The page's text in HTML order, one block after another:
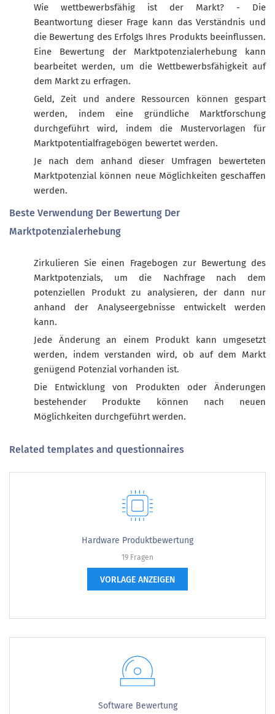
Wie wettbewerbsfähig ist der Markt? - Die
Beantwortung dieser Frage kann das Verständnis und
die Bewertung des Erfolgs Ihres Produkts beeinflussen.
Eine Bewertung der Marktpotenzialerhebung kann
bearbeitet werden, um die Wettbewerbsfähigkeit auf
dem Markt zu erfragen.
Geld, Zeit und andere Ressourcen können gespart
werden, indem eine gründliche Marktforschung
durchgeführt wird, indem die Mustervorlagen für
Marktpotentialfragebögen bewertet werden.
Je nach dem anhand dieser Umfragen bewerteten
Marktpotenzial können neue Möglichkeiten geschaffen
werden.
Beste Verwendung Der Bewertung Der
Marktpotenzialerhebung
Zirkulieren Sie einen Fragebogen zur Bewertung des
Marktpotenzials, um die Nachfrage nach dem
potenziellen Produkt zu analysieren, der dann nur
anhand der Analyseergebnisse entwickelt werden
kann.
Jede Änderung an einem Produkt kann umgesetzt
werden, indem verstanden wird, ob auf dem Markt
genügend Potenzial vorhanden ist.
Die Entwicklung von Produkten oder Änderungen
bestehender Produkte können nach neuen
Möglichkeiten durchgeführt werden.
Related templates and questionnaires
Hardware Produktbewertung
19 Fragen
VORLAGE ANZEIGEN
Software Bewertung